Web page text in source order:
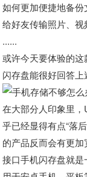
如何更加便捷地备份
给好友传输照片、
......
或许今天要体验的
闪存盘能很好回答上
在大部分人印象里
乎已经显得有点“落
的产品反而会有更
接口手机闪存盘就